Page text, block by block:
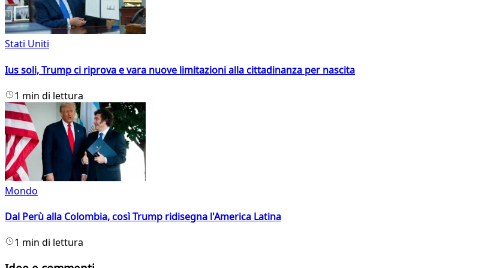
Stati Uniti
Ius soli, Trump ci riprova e vara nuove limitazioni alla cittadinanza per nascita
1 min di lettura
Mondo
Dal Perù alla Colombia, così Trump ridisegna l'America Latina
1 min di lettura